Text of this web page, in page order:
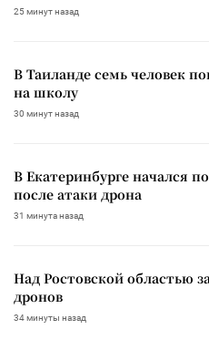
25 минут назад
В Таиланде семь человек
на школу
30 минут назад
В Екатеринбурге начался
после атаки дрона
31 минута назад
Над Ростовской областью
дронов
34 минуты назад